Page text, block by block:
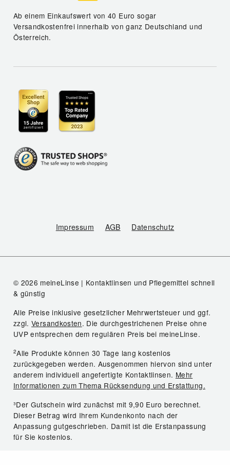
Ab einem Einkaufswert von 40 Euro sogar
Versandkostenfrei innerhalb von ganz Deutschland und
Österreich.
Impressum AGB Datenschutz
© 2026 meineLinse | Kontaktlinsen und Pflegemittel schnell
& günstig
Alle Preise inklusive gesetzlicher Mehrwertsteuer und ggf.
zzgl.Versandkosten. Die durchgestrichenen Preise ohne
UVP entsprechen dem regulären Preis bei meineLinse.
2Alle Produkte können 30 Tage lang kostenlos
zurückgegeben werden. Ausgenommen hiervon sind unter
anderem individuell angefertigte Kontaktlinsen. Mehr
Informationen zum Thema Rücksendung und Erstattung.
³Der Gutschein wird zunächst mit 9,90 Euro berechnet.
Dieser Betrag wird Ihrem Kundenkonto nach der
Anpassung gutgeschrieben. Damit ist die Erstanpassung
für Sie kostenlos.